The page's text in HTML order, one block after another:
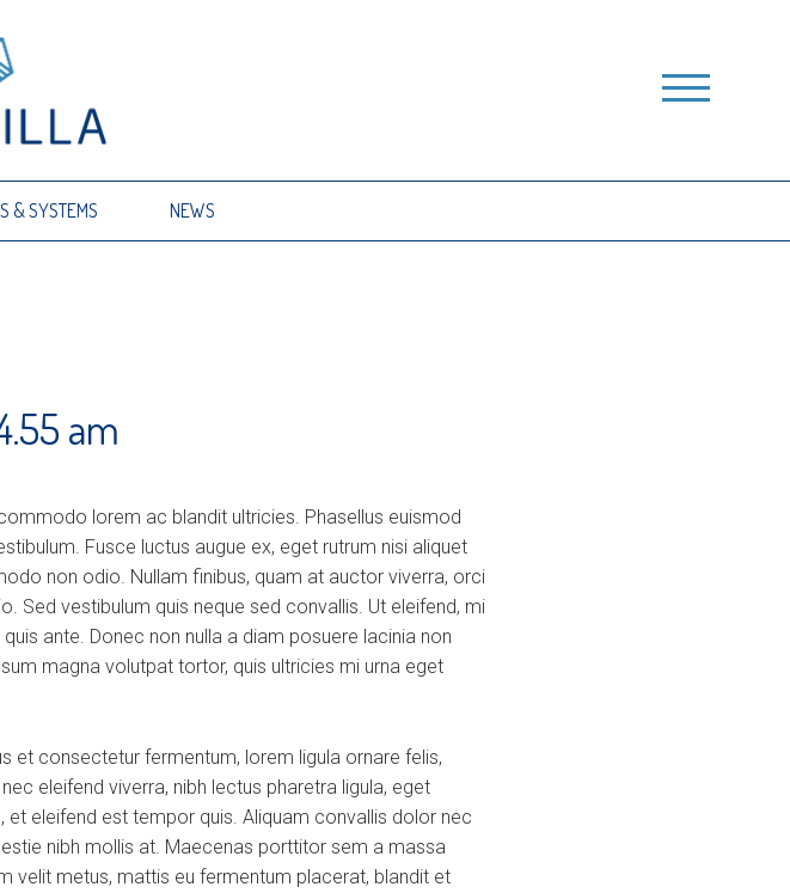
& SYSTEMS NEWS
am
lorem ac blandit ultricies. Phasellus euismod
Fusce luctus augue ex, eget rutrum nisi aliquet
non odio. Nullam finibus, quam at auctor viverra, orci
Sed vestibulum quis neque sed convallis. Ut eleifend, mi
ante. Donec non nulla a diam posuere lacinia non
magna volutpat tortor, quis ultricies mi urna eget
et consectetur fermentum, lorem ligula ornare felis,
eleifend viverra, nibh lectus pharetra ligula, eget
eleifend est tempor quis. Aliquam convallis dolor nec
nibh mollis at. Maecenas porttitor sem a massa
velit metus, mattis eu fermentum placerat, blandit et